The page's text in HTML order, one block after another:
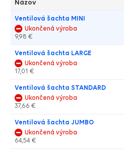
Názov
Ventilová šachta MINI
Ukončená výroba
9,98 €
Ventilová šachta LARGE
Ukončená výroba
17,01 €
Ventilová šachta STANDARD
Ukončená výroba
37,66 €
Ventilová šachta JUMBO
Ukončená výroba
64,54 €